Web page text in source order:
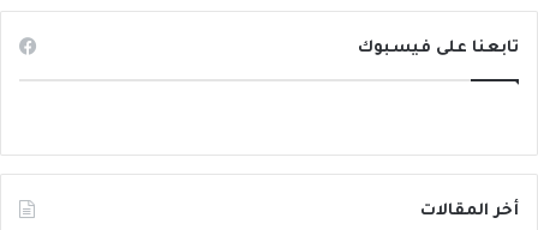
تابعنا على فيسبوك
أخر المقالات